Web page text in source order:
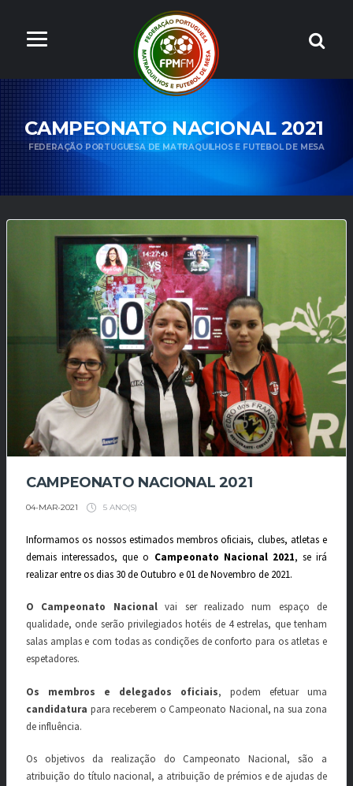
CAMPEONATO NACIONAL 2021
FEDERAÇÃO PORTUGUESA DE MATRAQUILHOS E FUTEBOL DE MESA
CAMPEONATO NACIONAL 2021
04-MAR-2021 5 ANO(S)
Informamos os nossos estimados membros oficiais, clubes, atletas e
demais interessados, que o Campeonato Nacional2021, se irá
realizar entre os dias 30 de Outubro e 01 de Novembro de 2021.
O Campeonato Nacionalvai ser realizado num espaço de
qualidade, onde serão privilegiados hotéis de 4 estrelas, que tenham
salas amplas e com todas as condições de conforto para os atletas e
espetadores.
Os membros e delegados oficiais, podem efetuar uma
candidatura para receberem o Campeonato Nacional, na sua zona
de influência.
Os objetivos da realização do Campeonato Nacional, são a
atribuição do título nacional, a atribuição de prémios e de ajudas de